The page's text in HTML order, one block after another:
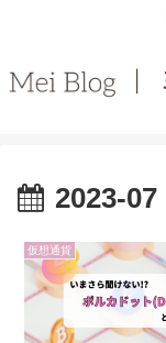
2023-07
仮想通貨